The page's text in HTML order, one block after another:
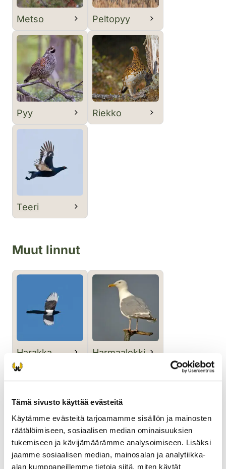
Tämä sivusto käyttää evästeitä
Käytämme evästeitä tarjoamamme sisällön ja mainosten
räätälöimiseen, sosiaalisen median ominaisuuksien
tukemiseen ja kävijämäärämme analysoimiseen. Lisäksi
jaamme sosiaalisen median, mainosalan ja analytiikka-
alan kumppaneillemme tietoja siitä, miten käytät
Metso Peltopyy
Pyy Riekko
Teeri
Muut linnut
Harakka Harmaalokki
Kesykyyhky Korppi